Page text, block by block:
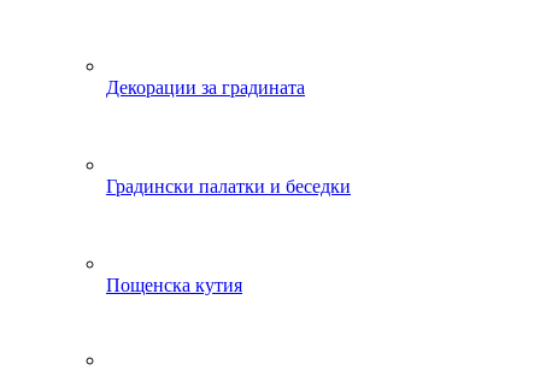
Декорации за градината
Градински палатки и беседки
Пощенска кутия